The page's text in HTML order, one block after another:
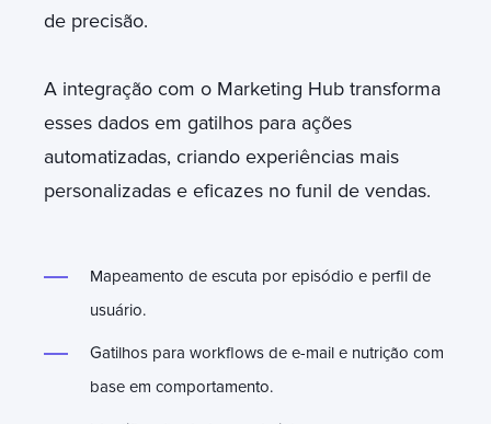
de precisão.
A integração com o Marketing Hub transforma
esses dados em gatilhos para ações
automatizadas, criando experiências mais
personalizadas e eficazes no funil de vendas.
Mapeamento de escuta por episódio e perfil de
usuário.
Gatilhos para workflows de e-mail e nutrição com
base em comportamento.